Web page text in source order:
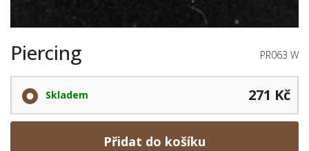
Piercing PR063 W
Skladem 271 Kč
Přidat do košíku